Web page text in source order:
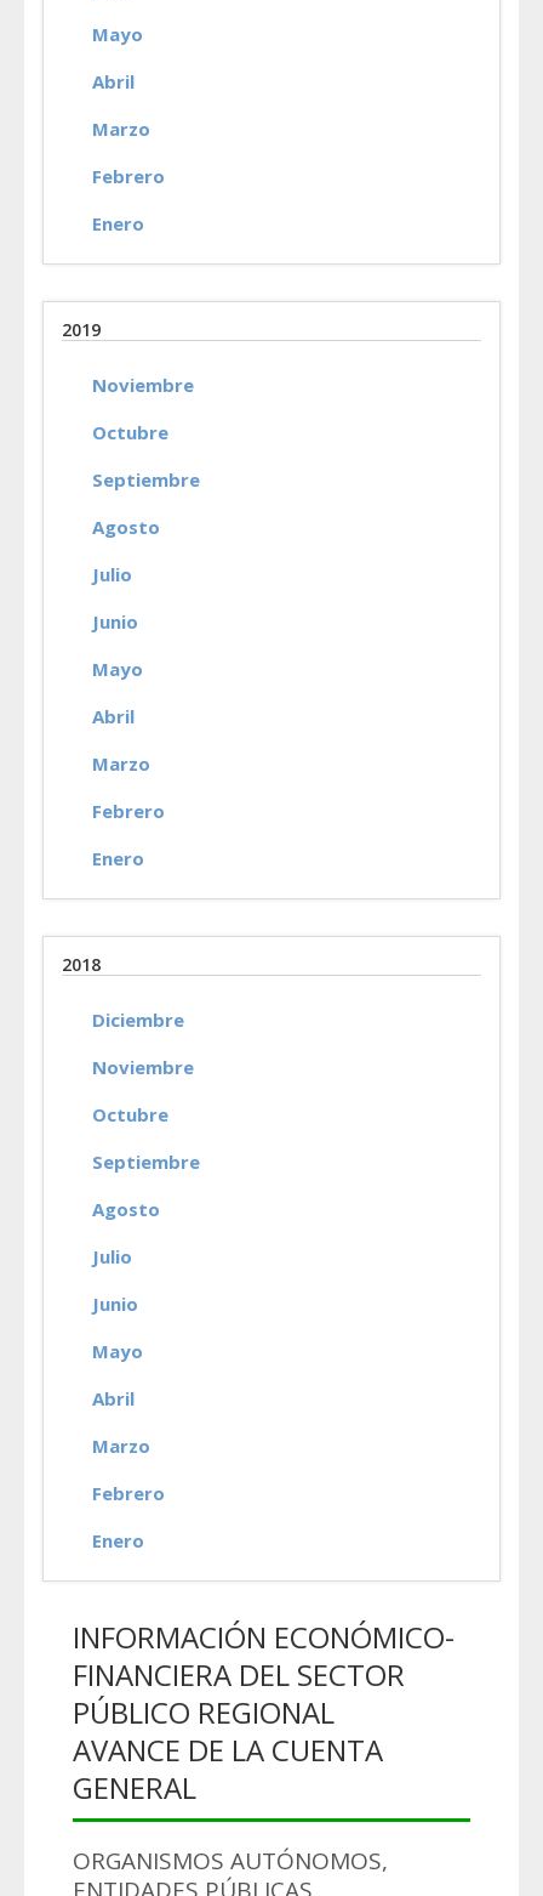
Mayo
Abril
Marzo
Febrero
Enero
2019
Noviembre
Octubre
Septiembre
Agosto
Julio
Junio
Mayo
Abril
Marzo
Febrero
Enero
2018
Diciembre
Noviembre
Octubre
Septiembre
Agosto
Julio
Junio
Mayo
Abril
Marzo
Febrero
Enero
INFORMACIÓN ECONÓMICO-
FINANCIERA DEL SECTOR
PÚBLICO REGIONAL
AVANCE DE LA CUENTA
GENERAL
ORGANISMOS AUTÓNOMOS,